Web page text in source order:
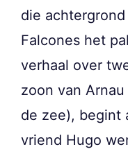
die
Falcones het
verhaal over
zoon van
de zee), begint
vriend Hugo